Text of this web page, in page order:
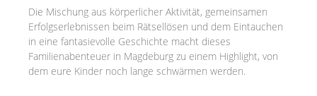
Die Mischung aus körperlicher Aktivität, gemeinsamen
Erfolgserlebnissen beim Rätsellösen und dem Eintauchen
in eine fantasievolle Geschichte macht dieses
Familienabenteuer in Magdeburg zu einem Highlight, von
dem eure Kinder noch lange schwärmen werden.